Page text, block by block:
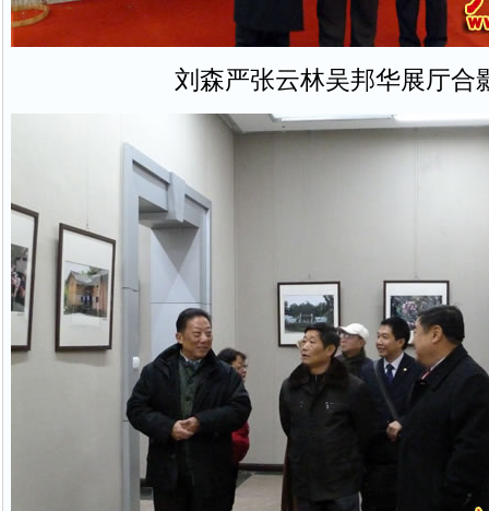
刘森严张云林吴邦华展厅合